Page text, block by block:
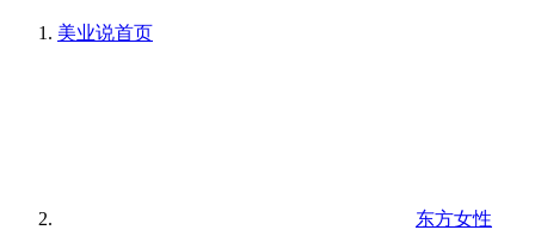
美业说首页
东方女性